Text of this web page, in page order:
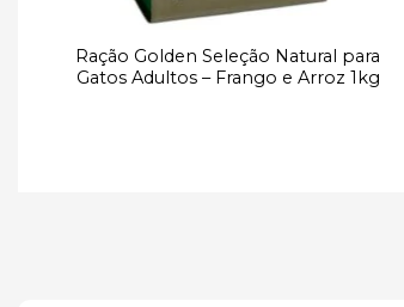
Ração Golden Seleção Natural para
Gatos Adultos – Frango e Arroz 1kg